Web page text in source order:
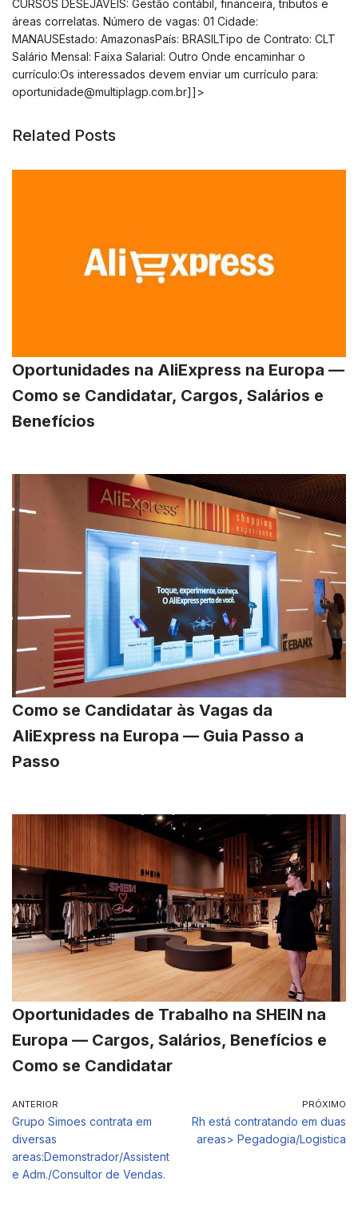
CURSOS DESEJÁVEIS: Gestão contábil, financeira, tributos e
áreas correlatas. Número de vagas: 01 Cidade:
MANAUSEstado: AmazonasPaís: BRASILTipo de Contrato: CLT
Salário Mensal: Faixa Salarial: Outro Onde encaminhar o
currículo:Os interessados devem enviar um currículo para:
oportunidade@multiplagp.com.br]]>
Related Posts
Oportunidades na AliExpress na Europa —
Como se Candidatar, Cargos, Salários e
Benefícios
Como se Candidatar às Vagas da
AliExpress na Europa — Guia Passo a
Passo
Oportunidades de Trabalho na SHEIN na
Europa — Cargos, Salários, Benefícios e
Como se Candidatar
ANTERIOR
Grupo Simoes contrata em
diversas
areas:Demonstrador/Assistent
e Adm./Consultor de Vendas.
PRÓXIMO
Rh está contratando em duas
areas> Pegadogia/Logistica